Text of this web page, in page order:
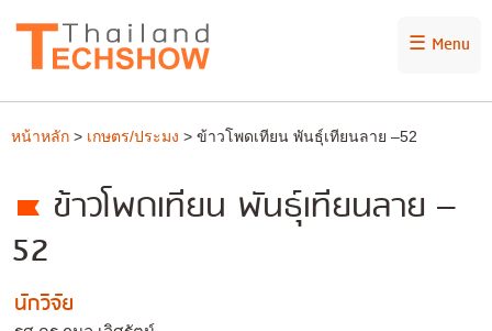
☰ Menu
หน้าหลัก > เกษตร/ประมง > ข้าวโพดเทียน พันธุ์เทียนลาย –52
ข้าวโพดเทียน พันธุ์เทียนลาย –
52
นักวิจัย